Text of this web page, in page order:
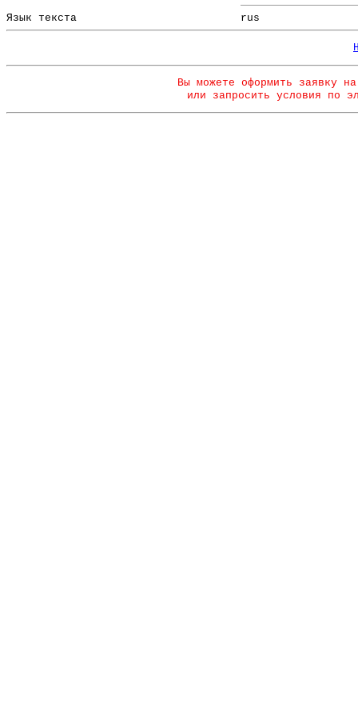
Язык текста rus
Вы можете оформить заявку
или запросить условия по